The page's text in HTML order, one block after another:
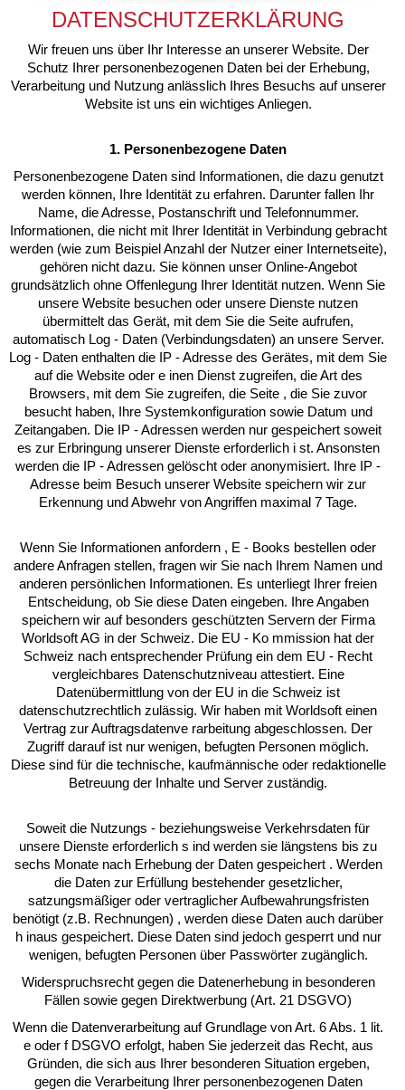
DATENSCHUTZERKLÄRUNG
Wir freuen uns über Ihr Interesse an unserer Website. Der
Schutz Ihrer personenbezogenen Daten bei der Erhebung,
Verarbeitung und Nutzung anlässlich Ihres Besuchs auf unserer
Website ist uns ein wichtiges Anliegen.
1. Personenbezogene Daten
Personenbezogene Daten sind Informationen, die dazu genutzt
werden können, Ihre Identität zu erfahren. Darunter fallen Ihr
Name, die Adresse, Postanschrift und Telefonnummer.
Informationen, die nicht mit Ihrer Identität in Verbindung gebracht
werden (wie zum Beispiel Anzahl der Nutzer einer Internetseite),
gehören nicht dazu. Sie können unser Online-Angebot
grundsätzlich ohne Offenlegung Ihrer Identität nutzen. Wenn Sie
unsere Website besuchen oder unsere Dienste nutzen
übermittelt das Gerät, mit dem Sie die Seite aufrufen,
automatisch Log - Daten (Verbindungsdaten) an unsere Server.
Log - Daten enthalten die IP - Adresse des Gerätes, mit dem Sie
auf die Website oder e inen Dienst zugreifen, die Art des
Browsers, mit dem Sie zugreifen, die Seite , die Sie zuvor
besucht haben, Ihre Systemkonfiguration sowie Datum und
Zeitangaben. Die IP - Adressen werden nur gespeichert soweit
es zur Erbringung unserer Dienste erforderlich i st. Ansonsten
werden die IP - Adressen gelöscht oder anonymisiert. Ihre IP -
Adresse beim Besuch unserer Website speichern wir zur
Erkennung und Abwehr von Angriffen maximal 7 Tage.
Wenn Sie Informationen anfordern , E - Books bestellen oder
andere Anfragen stellen, fragen wir Sie nach Ihrem Namen und
anderen persönlichen Informationen. Es unterliegt Ihrer freien
Entscheidung, ob Sie diese Daten eingeben. Ihre Angaben
speichern wir auf besonders geschützten Servern der Firma
Worldsoft AG in der Schweiz. Die EU - Ko mmission hat der
Schweiz nach entsprechender Prüfung ein dem EU - Recht
vergleichbares Datenschutzniveau attestiert. Eine
Datenübermittlung von der EU in die Schweiz ist
datenschutzrechtlich zulässig. Wir haben mit Worldsoft einen
Vertrag zur Auftragsdatenve rarbeitung abgeschlossen. Der
Zugriff darauf ist nur wenigen, befugten Personen möglich.
Diese sind für die technische, kaufmännische oder redaktionelle
Betreuung der Inhalte und Server zuständig.
Soweit die Nutzungs - beziehungsweise Verkehrsdaten für
unsere Dienste erforderlich s ind werden sie längstens bis zu
sechs Monate nach Erhebung der Daten gespeichert . Werden
die Daten zur Erfüllung bestehender gesetzlicher,
satzungsmäßiger oder vertraglicher Aufbewahrungsfristen
benötigt (z.B. Rechnungen) , werden diese Daten auch darüber
h inaus gespeichert. Diese Daten sind jedoch gesperrt und nur
wenigen, befugten Personen über Passwörter zugänglich.
Widerspruchsrecht gegen die Datenerhebung in besonderen
Fällen sowie gegen Direktwerbung (Art. 21 DSGVO)
Wenn die Datenverarbeitung auf Grundlage von Art. 6 Abs. 1 lit.
e oder f DSGVO erfolgt, haben Sie jederzeit das Recht, aus
Gründen, die sich aus Ihrer besonderen Situation ergeben,
gegen die Verarbeitung Ihrer personenbezogenen Daten